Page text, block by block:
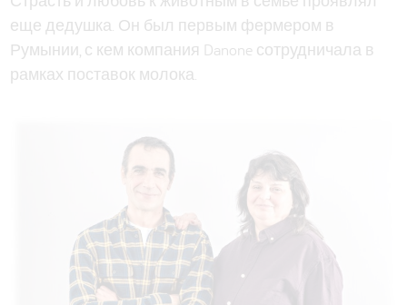
еще дедушка. Он был первым фермером в
Румынии, с кем компания Danone сотрудничала в
рамках поставок молока.